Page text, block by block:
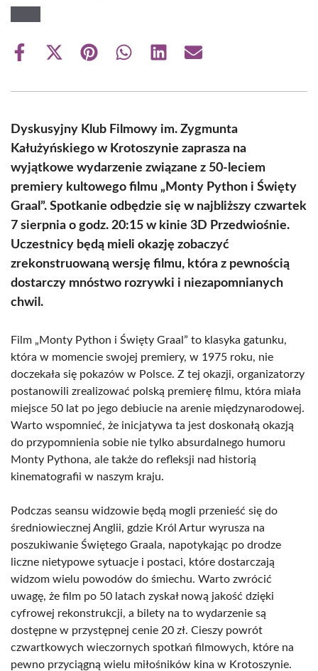
Share
Share
(Twitter)
Share Share Share Share
Dyskusyjny Klub Filmowy im. Zygmunta
Kałużyńskiego w Krotoszynie zaprasza na
wyjątkowe wydarzenie związane z 50-leciem
premiery kultowego filmu „Monty Python i Święty
Graal”. Spotkanie odbędzie się w najbliższy czwartek
7 sierpnia o godz. 20:15 w kinie 3D Przedwiośnie.
Uczestnicy będą mieli okazję zobaczyć
zrekonstruowaną wersję filmu, która z pewnością
dostarczy mnóstwo rozrywki i niezapomnianych
chwil.
Film „Monty Python i Święty Graal” to klasyka gatunku,
która w momencie swojej premiery, w 1975 roku, nie
doczekała się pokazów w Polsce. Z tej okazji, organizatorzy
postanowili zrealizować polską premierę filmu, która miała
miejsce 50 lat po jego debiucie na arenie międzynarodowej.
Warto wspomnieć, że inicjatywa ta jest doskonałą okazją
do przypomnienia sobie nie tylko absurdalnego humoru
Monty Pythona, ale także do refleksji nad historią
kinematografii w naszym kraju.
Podczas seansu widzowie będą mogli przenieść się do
średniowiecznej Anglii, gdzie Król Artur wyrusza na
poszukiwanie Świętego Graala, napotykając po drodze
liczne nietypowe sytuacje i postaci, które dostarczają
widzom wielu powodów do śmiechu. Warto zwrócić
uwagę, że film po 50 latach zyskał nową jakość dzięki
cyfrowej rekonstrukcji, a bilety na to wydarzenie są
dostępne w przystępnej cenie 20 zł. Cieszy powrót
czwartkowych wieczornych spotkań filmowych, które na
pewno przyciągną wielu miłośników kina w Krotoszynie.